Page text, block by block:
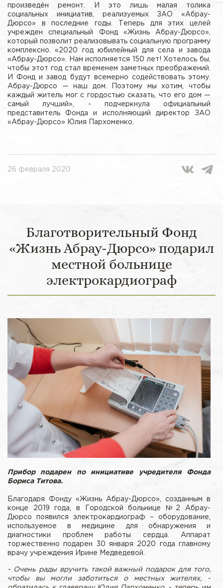
произведён ремонт. И это лишь малая толика
социальных инициатив, реализуемых ЗАО «Абрау-
Дюрсо» в последние годы. Теперь для этих целей
учрежден специальный Фонд «Жизнь Абрау-Дюрсо»,
который позволит реализовывать социальную программу
комплексно. «2020 год юбилейный для села и завода
«Абрау-Дюрсо». Нам исполняется 150 лет! Хотелось бы,
чтобы этот год стал временем заметных преображений.
И Фонд и завод будут всемерно содействовать этому.
Абрау-Дюрсо — наш дом. Поэтому мы хотим, чтобы
каждый житель мог с гордостью сказать, что его дом —
самый лучший», - подчеркнула официальный
представитель Фонда и исполняющий директор ЗАО
«Абрау-Дюрсо» Юлия Пархоменко.
26 февраля 2020
Благотворительный Фонд
«Жизнь Абрау-Дюрсо» подарил
местной больнице
электрокардиограф
Прибор подарен по инициативе учредителя Фонда
Бориса Титова.
Благодаря Фонду «Жизнь Абрау-Дюрсо», созданным в
конце 2019 года, в Городской больнице №2 Абрау-
Дюрсо появился электрокардиограф – оборудование,
используемое в медицине для обнаружения и
диагностики проблем работы сердца. Аппарат
торжественно подарен 30 января 2020 года главному
врачу учреждения Ирине Медведевой.
- Очень рады вручить такой важный подарок для того,
чтобы вы могли заботиться о местных жителях, -